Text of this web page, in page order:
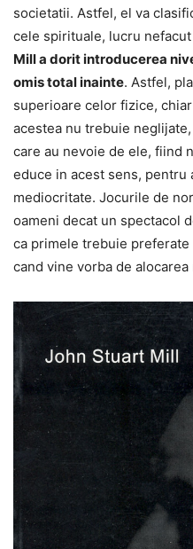
societatii. Astfel, el va
cele spirituale, lucru
Mill a dorit introducerea
omis total inainte. Astfel,
superioare celor fizice,
acestea nu trebuie
care au nevoie de ele, fiind
educe in acest sens, pentru
mediocritate. Jocurile de
oameni decat un spectacol
ca primele trebuie
cand vine vorba de